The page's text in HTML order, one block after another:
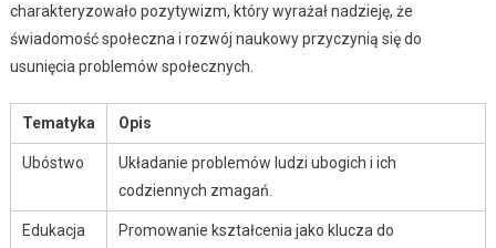
charakteryzowało pozytywizm, który wyrażał nadzieję, że
świadomość społeczna i rozwój naukowy przyczynią się do
usunięcia problemów społecznych.
Tematyka Opis
Ubóstwo
Układanie problemów ludzi ubogich i ich
codziennych zmagań.
Edukacja
Promowanie kształcenia jako klucza do